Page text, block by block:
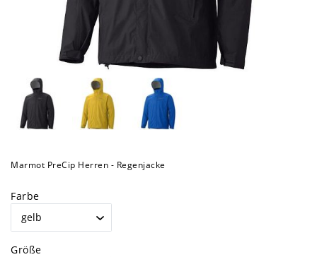
Marmot PreCip Herren - Regenjacke
Farbe
Größe